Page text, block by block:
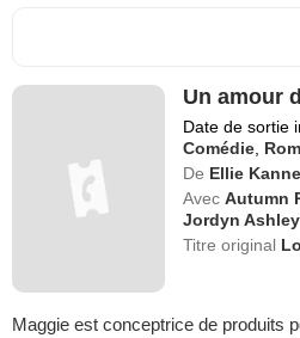
Un amour
Date de sortie
Comédie
De Ellie
Avec Autumn
Jordyn
Titre original
Maggie est conceptrice de produits